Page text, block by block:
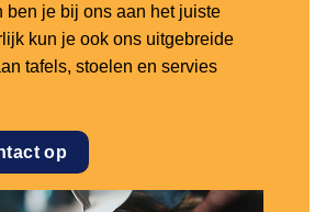
ben je bij ons aan het juiste
kun je ook ons uitgebreide
tafels, stoelen en servies
op